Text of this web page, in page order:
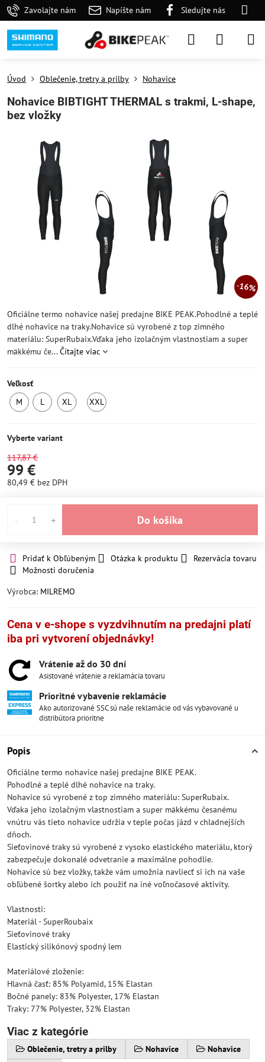
Zavolajte nám Napíšte nám Sledujte nás
16%
Úvod Oblečenie, tretry a prilby Nohavice
Nohavice BIBTIGHT THERMAL s trakmi, L-shape,
bez vložky
Oficiálne termo nohavice našej predajne BIKE PEAK.Pohodlné a teplé
dlhé nohavice na traky.Nohavice sú vyrobené z top zimného
materiálu: SuperRubaix.Vďaka jeho izolačným vlastnostiam a super
mäkkému če...Čítajte viac
Veľkosť
M
L
XL
XXL
Vyberte variant
117,87 €
99 €
80,49 € bez DPH
Do košíka
Pridať k Obľúbeným Otázka k produktu
Rezervácia tovaru
Možnosti doručenia
Výrobca: MILREMO
Cena v e-shope s vyzdvihnutím na predajni platí
iba pri vytvorení objednávky!
Vrátenie až do 30 dní
Asistované vrátenie a reklamácia tovaru
Prioritné vybavenie reklamácie
Ako autorizované SSC sú naše reklamácie od vás vybavované u
distribútora prioritne
Popis
Oficiálne termo nohavice našej predajne BIKE PEAK.
Pohodlné a teplé dlhé nohavice na traky.
Nohavice sú vyrobené z top zimného materiálu: SuperRubaix.
Vďaka jeho izolačným vlastnostiam a super mäkkému česanému
vnútru vás tieto nohavice udržia v teple počas jázd v chladnejších
dňoch.
Sieťovinové traky sú vyrobené z vysoko elastického materiálu, ktorý
zabezpečuje dokonalé odvetranie a maximálne pohodlie.
Nohavice sú bez vložky, takže vám umožnia navliecť si ich na vaše
obľúbené šortky alebo ich použiť na iné voľnočasové aktivity.
Vlastnosti:
Materiál - SuperRoubaix
Sieťovinové traky
Elastický silikónový spodný lem
Materiálové zloženie:
Hlavná časť: 85% Polyamid, 15% Elastan
Bočné panely: 83% Polyester, 17% Elastan
Traky: 77% Polyester, 32% Elastan
Viac z kategórie
Oblečenie, tretry a prilby Nohavice Nohavice